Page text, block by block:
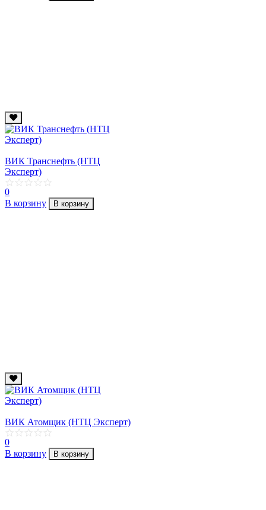
ВИК Транснефть (НТЦ
Эксперт)
0
В корзину
В корзину
ВИК Атомщик (НТЦ Эксперт)
0
В корзину
В корзину